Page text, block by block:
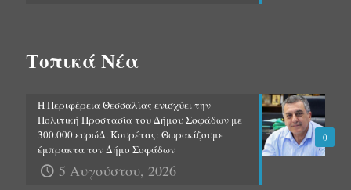
Τοπικά Νέα
0
Η Περιφέρεια Θεσσαλίας ενισχύει την
Πολιτική Προστασία του Δήμου Σοφάδων με
300.000 ευρώΔ. Κουρέτας: Θωρακίζουμε
έμπρακτα τον Δήμο Σοφάδων
5 Αυγούστου, 2026